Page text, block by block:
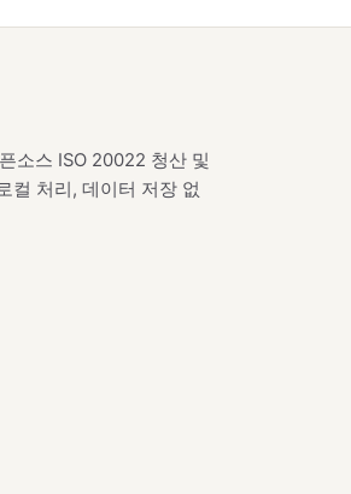
소스 ISO 20022 청산 및
컬 처리, 데이터 저장 없